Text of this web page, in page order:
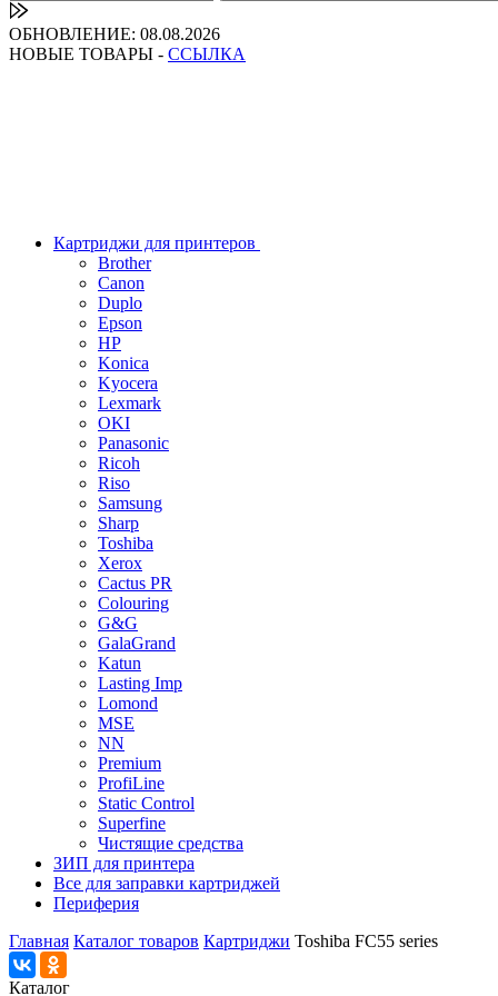
ОБНОВЛЕНИЕ: 08.08.2026
НОВЫЕ ТОВАРЫ - ССЫЛКА
Картриджи для принтеров
Brother
Canon
Duplo
Epson
HP
Konica
Kyocera
Lexmark
OKI
Panasonic
Ricoh
Riso
Samsung
Sharp
Toshiba
Xerox
Cactus PR
Colouring
G&G
GalaGrand
Katun
Lasting Imp
Lomond
MSE
NN
Premium
ProfiLine
Static Control
Superfine
Чистящие средства
ЗИП для принтера
Все для заправки картриджей
Периферия
Главная Каталог товаров Картриджи Toshiba FC55 series
Каталог